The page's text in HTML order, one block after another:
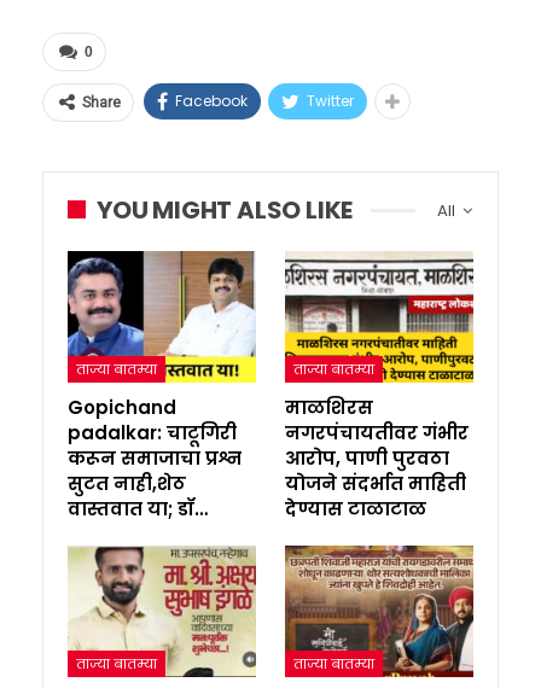
0
Share Facebook Twitter
All
YOU MIGHT ALSO LIKE
ताज्या बातम्या
Gopichand
padalkar: चाटूगिरी
करून समाजाचा प्रश्न
सुटत नाही,शेठ
वास्तवात या; डॉ…
ताज्या बातम्या
माळशिरस
नगरपंचायतीवर गंभीर
आरोप, पाणी पुरवठा
योजने संदर्भात माहिती
देण्यास टाळाटाळ
ताज्या बातम्या ताज्या बातम्या